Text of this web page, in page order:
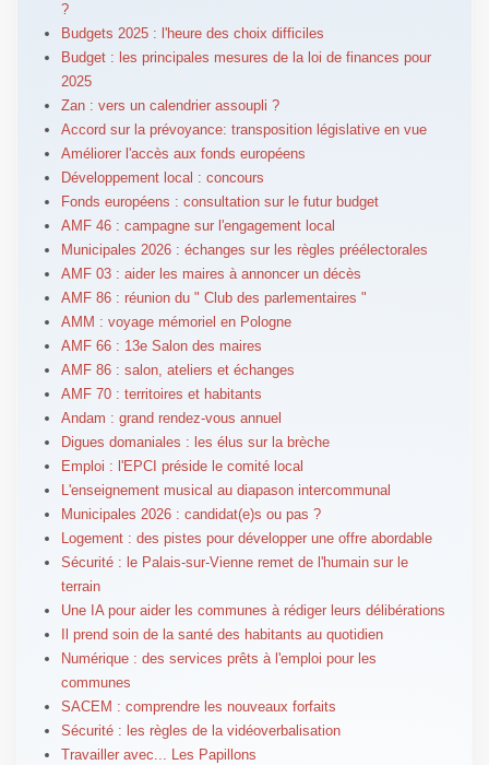
?
Budgets 2025 : l'heure des choix difficiles
Budget : les principales mesures de la loi de finances pour
2025
Zan : vers un calendrier assoupli ?
Accord sur la prévoyance: transposition législative en vue
Améliorer l'accès aux fonds européens
Développement local : concours
Fonds européens : consultation sur le futur budget
AMF 46 : campagne sur l'engagement local
Municipales 2026 : échanges sur les règles préélectorales
AMF 03 : aider les maires à annoncer un décès
AMF 86 : réunion du " Club des parlementaires "
AMM : voyage mémoriel en Pologne
AMF 66 : 13e Salon des maires
AMF 86 : salon, ateliers et échanges
AMF 70 : territoires et habitants
Andam : grand rendez-vous annuel
Digues domaniales : les élus sur la brèche
Emploi : l'EPCI préside le comité local
L'enseignement musical au diapason intercommunal
Municipales 2026 : candidat(e)s ou pas ?
Logement : des pistes pour développer une offre abordable
Sécurité : le Palais-sur-Vienne remet de l'humain sur le
terrain
Une IA pour aider les communes à rédiger leurs délibérations
Il prend soin de la santé des habitants au quotidien
Numérique : des services prêts à l'emploi pour les
communes
SACEM : comprendre les nouveaux forfaits
Sécurité : les règles de la vidéoverbalisation
Travailler avec... Les Papillons